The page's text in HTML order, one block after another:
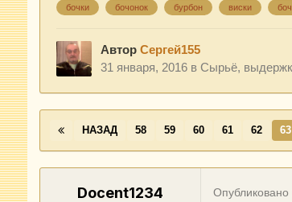
бочки бочонок бурбон виски
Автор Сергей155
31 января, 2016в Сырьё,
НАЗАД 58 59 60 61 62 63
Docent1234 Опубликовано